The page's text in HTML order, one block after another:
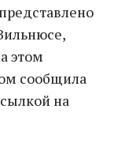
этом
сообщила
на